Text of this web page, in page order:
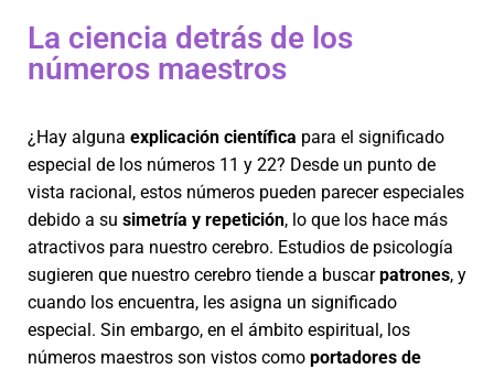
La ciencia detrás de los
números maestros
¿Hay alguna explicación científica para el significado
especial de los números 11 y 22? Desde un punto de
vista racional, estos números pueden parecer especiales
debido a su simetría y repetición, lo que los hace más
atractivos para nuestro cerebro. Estudios de psicología
sugieren que nuestro cerebro tiende a buscarpatrones, y
cuando los encuentra, les asigna un significado
especial. Sin embargo, en el ámbito espiritual, los
números maestros son vistos como portadores de